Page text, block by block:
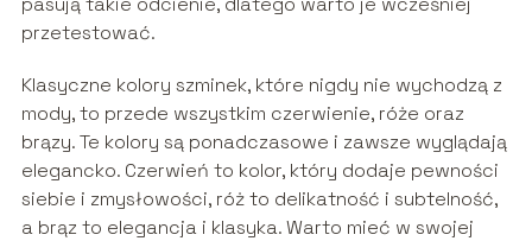
przetestować.
Klasyczne kolory szminek, które nigdy nie wychodzą z
mody, to przede wszystkim czerwienie, róże oraz
brązy. Te kolory są ponadczasowe i zawsze wyglądają
elegancko. Czerwień to kolor, który dodaje pewności
siebie i zmysłowości, róż to delikatność i subtelność,
a brąz to elegancja i klasyka. Warto mieć w swojej